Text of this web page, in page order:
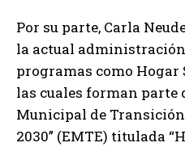
Por su parte, Carla
la actual
programas como Hogar
las cuales forman parte
Municipal de
2030” (EMTE) titulada